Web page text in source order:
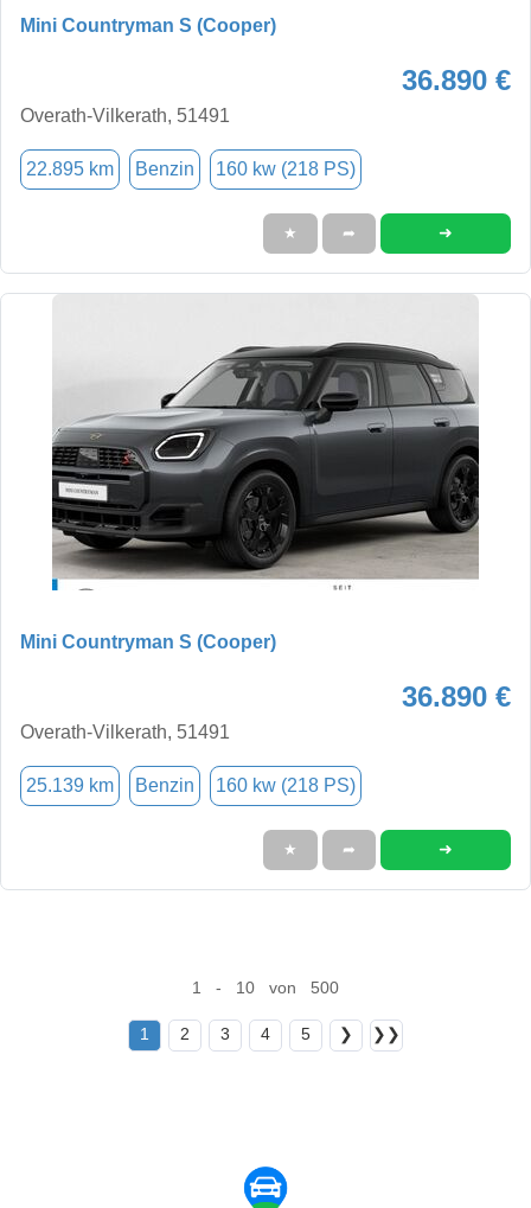
Mini Countryman S (Cooper)
36.890 €
Overath-Vilkerath, 51491
22.895 km Benzin 160 kw (218 PS)
★ ➦ ➜
Mini Countryman S (Cooper)
36.890 €
Overath-Vilkerath, 51491
25.139 km Benzin 160 kw (218 PS)
★ ➦ ➜
1 - 10 von 500
1 2 3 4 5 ❯ ❯❯